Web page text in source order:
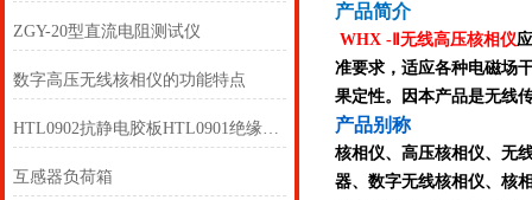
ZGY-20型直流电阻测试仪
数字高压无线核相仪的功能特点
HTL0902抗静电胶板HTL0901绝缘橡胶板
互感器负荷箱
产品简介
WHX -Ⅱ无线高压核相仪
准要求，适应各种电磁场
果定性。因本产品是无线
产品别称
核相仪、高压核相仪、无
器、数字无线核相仪、核